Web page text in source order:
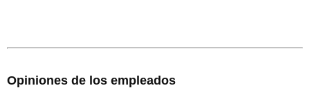
Opiniones de los empleados